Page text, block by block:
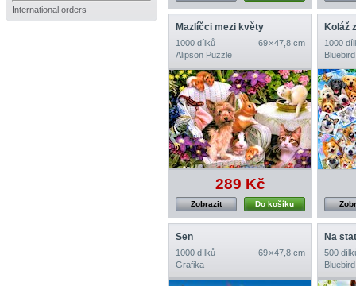
International orders
Mazlíčci mezi květy
1000 dílků
69 × 47,8 cm
Alipson Puzzle
289 Kč
Do košíku
Zobrazit
Koláž
1000
Sen
1000 dílků
69 × 47,8 cm
Grafika
Na
500